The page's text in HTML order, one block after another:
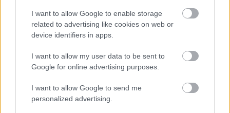
I want to allow Google to enable storage
related to advertising like cookies on web or
device identifiers in apps.
I want to allow my user data to be sent to
Google for online advertising purposes.
I want to allow Google to send me
personalized advertising.
Agyalap
16 éve
Nem kedvencem a BB páros, de Jáksó egy
gerinctelen féreg.
Idáig járomcsontig benne volt az új rádiók seggében,
most meg a lehetséges konkurrenciát faragja?
Ha már választhatnék, nem Jáksó műsora mellett
döntenék - egy rádiós ne egyszavas paraszt